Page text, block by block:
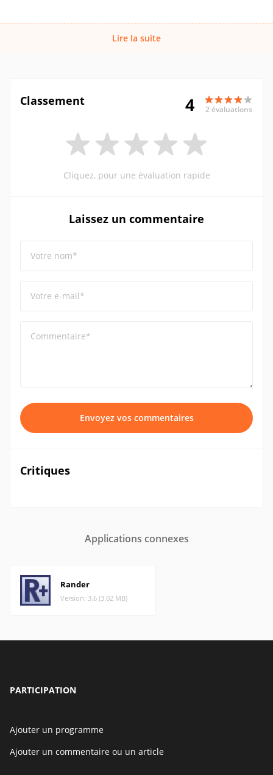
Lire la suite
Classement 4 2 évaluations
Cliquez, pour une évaluation rapide
Laissez un commentaire
Votre nom*
Votre e-mail*
Commentaire*
Envoyez vos commentaires
Critiques
Applications connexes
Rander
Version: 3.6 (3.02 MB)
PARTICIPATION
Ajouter un programme
Ajouter un commentaire ou un article